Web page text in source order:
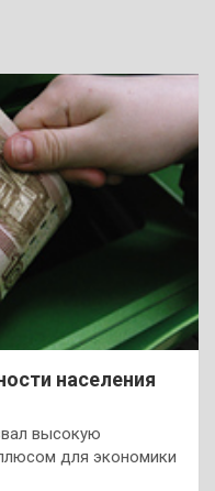
населения
высокую
для экономики